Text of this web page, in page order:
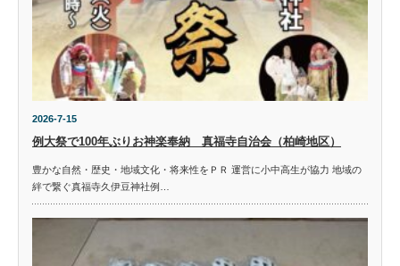
2026-7-15
例大祭で100年ぶりお神楽奉納 真福寺自治会（柏崎地区）
豊かな自然・歴史・地域文化・将来性をＰＲ 運営に小中高生が協力 地域の
絆で繋ぐ真福寺久伊豆神社例…